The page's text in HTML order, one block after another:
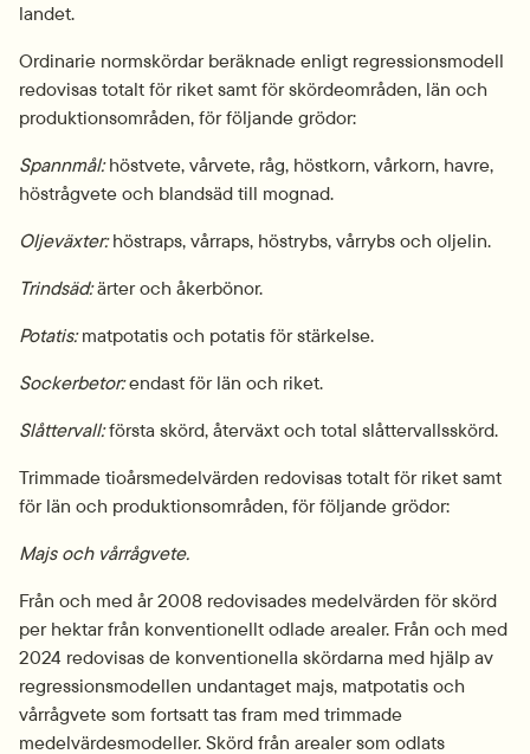
landet.
Ordinarie normskördar beräknade enligt regressionsmodell
redovisas totalt för riket samt för skördeområden, län och
produktionsområden, för följande grödor:
Spannmål: höstvete, vårvete, råg, höstkorn, vårkorn, havre,
höstrågvete och blandsäd till mognad.
Oljeväxter: höstraps, vårraps, höstrybs, vårrybs och oljelin.
Trindsäd: ärter och åkerbönor.
Potatis: matpotatis och potatis för stärkelse.
Sockerbetor: endast för län och riket.
Slåttervall: första skörd, återväxt och total slåttervallsskörd.
Trimmade tioårsmedelvärden redovisas totalt för riket samt
för län och produktionsområden, för följande grödor:
Majs och vårrågvete.
Från och med år 2008 redovisades medelvärden för skörd
per hektar från konventionellt odlade arealer. Från och med
2024 redovisas de konventionella skördarna med hjälp av
regressionsmodellen undantaget majs, matpotatis och
vårrågvete som fortsatt tas fram med trimmade
medelvärdesmodeller. Skörd från arealer som odlats